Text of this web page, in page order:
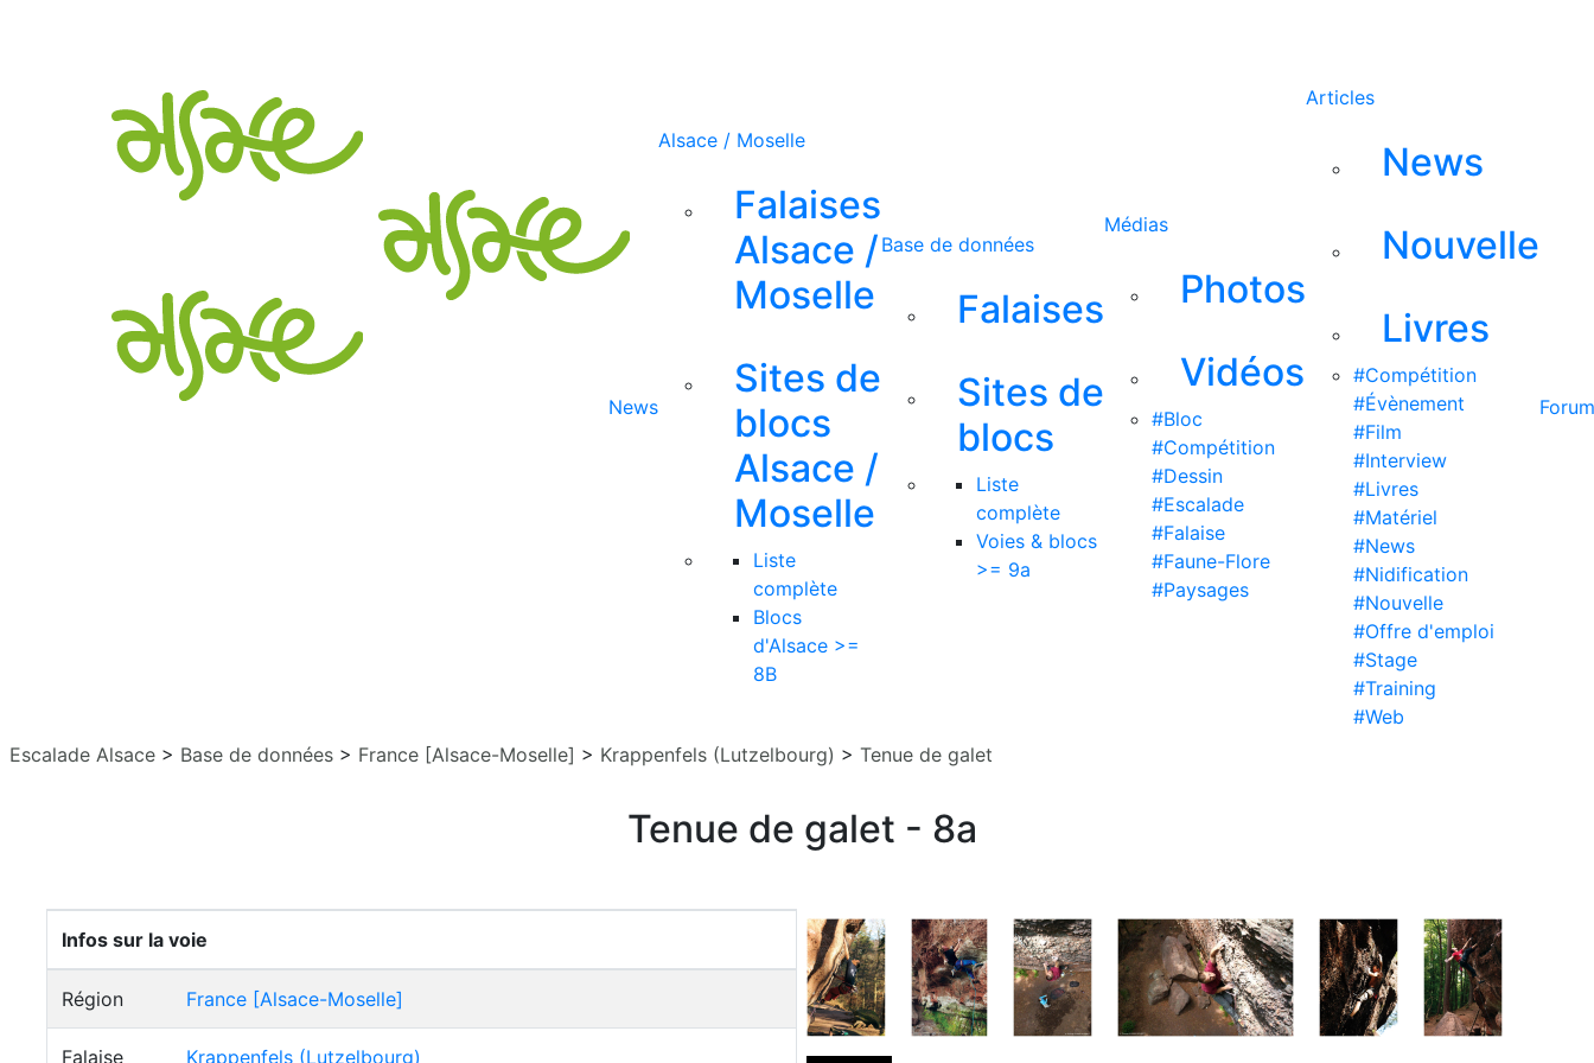
News
Alsace / Moselle
Falaises
Alsace /
Moselle
Sites de
blocs
Alsace /
Moselle
Liste
complète
Blocs
d'Alsace >=
8B
Base de données
Falaises
Sites de
blocs
Liste
complète
Voies & blocs
>= 9a
Médias
Photos
Vidéos
#Bloc
#Compétition
#Dessin
#Escalade
#Falaise
#Faune-Flore
#Paysages
Articles
News
Nouvelle
Livres
#Compétition
#Évènement
#Film
#Interview
#Livres
#Matériel
#News
#Nidification
#Nouvelle
#Offre d'emploi
#Stage
#Training
#Web
Forum
Escalade Alsace > Base de données > France [Alsace-Moselle] > Krappenfels (Lutzelbourg) > Tenue de galet
Tenue de galet - 8a
Infos sur la voie
Région France [Alsace-Moselle]
Falaise Krappenfels (Lutzelbourg)